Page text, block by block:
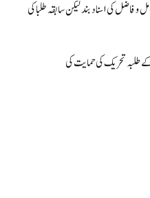
فاضل کی اسناد بند لیکن سابقہ طلبا کی
طلبہ تحریک کی حمایت کی